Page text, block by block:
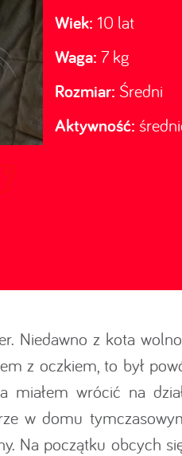
Wiek: 10 lat
Waga: 7 kg
Rozmiar: Średni
Aktywność:
Niedawno z kota
z oczkiem, to był
miałem wrócić na
w domu
Na początku obcych